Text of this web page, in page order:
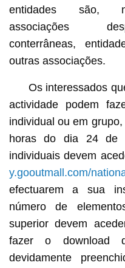
entidades são,
associações
conterrâneas,
outras associações.
Os interessados
actividade podem
individual ou em
horas do dia 24 de
individuais devem
y.gooutmall.com/
efectuarem a sua
número de
superior devem
fazer o download
devidamente